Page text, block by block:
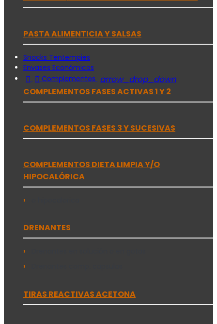
PASTA ALIMENTICIA Y SALSAS
Snacks Tentempies
Envases Económicos
  Complementos arrow_drop_down
COMPLEMENTOS FASES ACTIVAS 1 Y 2
COMPLEMENTOS FASES 3 Y SUCESIVAS
COMPLEMENTOS DIETA LIMPIA Y/O
HIPOCALÓRICA
DRENANTES
TIRAS REACTIVAS ACETONA